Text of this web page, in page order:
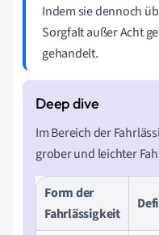
Indem sie dennoch
Sorgfalt außer Acht
gehandelt.
Im Bereich der
grober und leichter
Form der
Fahrlässigkeit